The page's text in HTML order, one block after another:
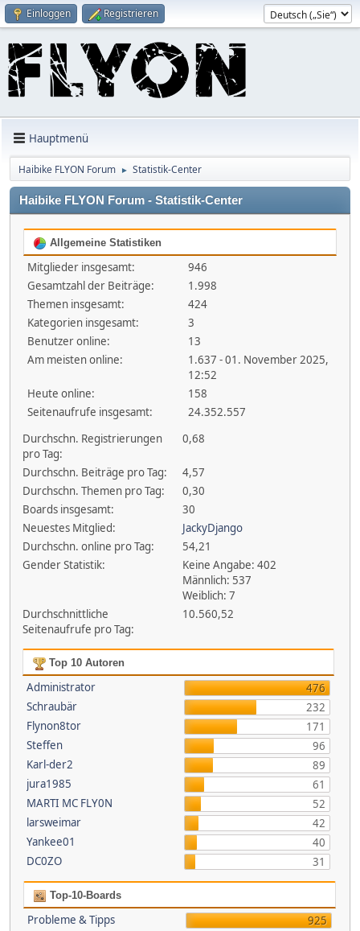
Einloggen Registrieren
Hauptmenü
Haibike FLYON Forum ► Statistik-Center
Haibike FLYON Forum - Statistik-Center
Allgemeine Statistiken
Mitglieder insgesamt:
946
Gesamtzahl der Beiträge:
1.998
Themen insgesamt:
424
Kategorien insgesamt:
3
Benutzer online:
13
Am meisten online:
1.637 - 01. November 2025,
12:52
Heute online:
158
Seitenaufrufe insgesamt:
24.352.557
Durchschn. Registrierungen
pro Tag:
0,68
Durchschn. Beiträge pro Tag:
4,57
Durchschn. Themen pro Tag:
0,30
Boards insgesamt:
30
Neuestes Mitglied:
JackyDjango
Durchschn. online pro Tag:
54,21
Gender Statistik:
Keine Angabe: 402
Männlich: 537
Weiblich: 7
Durchschnittliche
Seitenaufrufe pro Tag:
10.560,52
Top 10 Autoren
Administrator
476
Schraubär
232
Flynon8tor
171
Steffen
96
Karl-der2
89
jura1985
61
MARTI MC FLY0N
52
larsweimar
42
Yankee01
40
DC0ZO
31
Top-10-Boards
Probleme & Tipps
925